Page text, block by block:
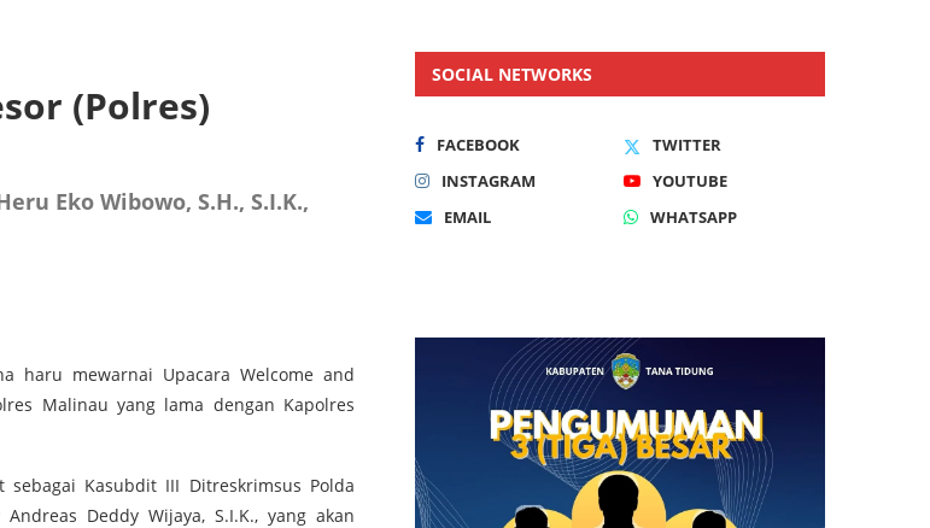
(Polres)
Eko Wibowo, S.H., S.I.K.,
haru mewarnai Upacara Welcome and
Malinau yang lama dengan Kapolres
sebagai Kasubdit III Ditreskrimsus Polda
Deddy Wijaya, S.I.K., yang akan
SOCIAL NETWORKS
FACEBOOK
TWITTER
INSTAGRAM
YOUTUBE
EMAIL
WHATSAPP